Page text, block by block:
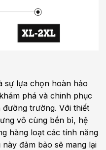
sự lựa chọn hoàn hảo
phá và chinh phục
trường. Với thiết
vô cùng bền bỉ, hệ
hàng loạt các tính năng
đảm bảo sẽ mang lại